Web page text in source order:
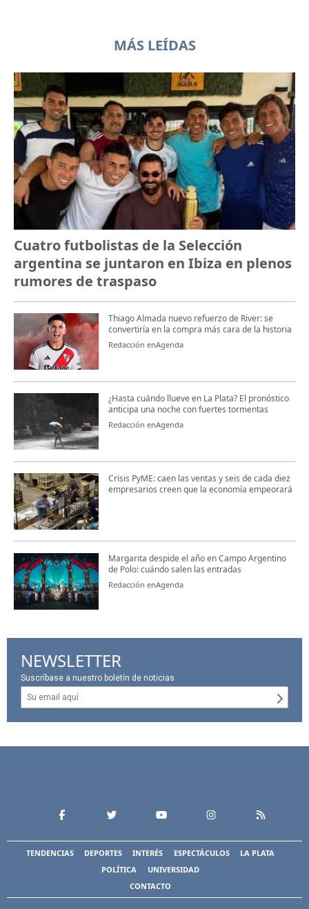
MÁS LEÍDAS
Cuatro futbolistas de la Selección
argentina se juntaron en Ibiza en plenos
rumores de traspaso
Thiago Almada nuevo refuerzo de River: se
convertiría en la compra más cara de la historia
Redacción enAgenda
¿Hasta cuándo llueve en La Plata? El pronóstico
anticipa una noche con fuertes tormentas
Redacción enAgenda
Crisis PyME: caen las ventas y seis de cada diez
empresarios creen que la economía empeorará
Margarita despide el año en Campo Argentino
de Polo: cuándo salen las entradas
Redacción enAgenda
NEWSLETTER
Suscríbase a nuestro boletín de noticias
TENDENCIAS DEPORTES INTERÉS ESPECTÁCULOS
LA PLATA
POLÍTICA
UNIVERSIDAD
CONTACTO